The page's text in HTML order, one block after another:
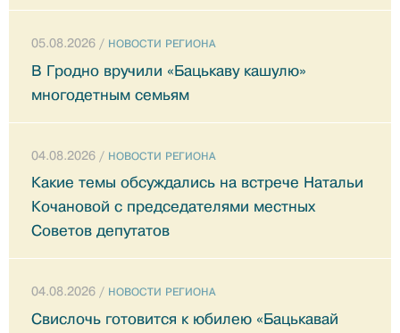
05.08.2026 / НОВОСТИ РЕГИОНА
В Гродно вручили «Бацькаву кашулю»
многодетным семьям
04.08.2026 / НОВОСТИ РЕГИОНА
Какие темы обсуждались на встрече Натальи
Кочановой с председателями местных
Советов депутатов
04.08.2026 / НОВОСТИ РЕГИОНА
Свислочь готовится к юбилею «Бацькавай